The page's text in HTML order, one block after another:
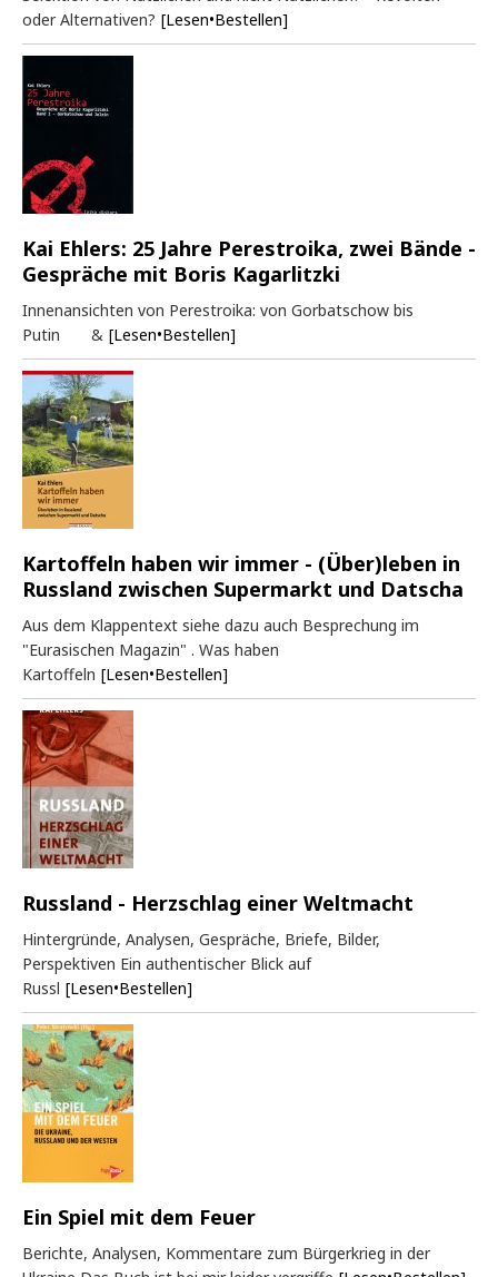
oder Alternativen? [Lesen•Bestellen]
Kai Ehlers: 25 Jahre Perestroika, zwei Bände -
Gespräche mit Boris Kagarlitzki
Innenansichten von Perestroika: von Gorbatschow bis
Putin & [Lesen•Bestellen]
Kartoffeln haben wir immer - (Über)leben in
Russland zwischen Supermarkt und Datscha
Aus dem Klappentext siehe dazu auch Besprechung im
"Eurasischen Magazin" . Was haben
Kartoffeln [Lesen•Bestellen]
Russland - Herzschlag einer Weltmacht
Hintergründe, Analysen, Gespräche, Briefe, Bilder,
Perspektiven Ein authentischer Blick auf
Russl [Lesen•Bestellen]
Ein Spiel mit dem Feuer
Berichte, Analysen, Kommentare zum Bürgerkrieg in der